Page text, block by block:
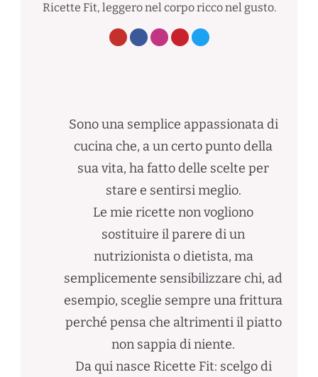
Ricette Fit, leggero nel corpo ricco nel gusto.
Sono una semplice appassionata di
cucina che, a un certo punto della
sua vita, ha fatto delle scelte per
stare e sentirsi meglio.
Le mie ricette non vogliono
sostituire il parere di un
nutrizionista o dietista, ma
semplicemente sensibilizzare chi, ad
esempio, sceglie sempre una frittura
perché pensa che altrimenti il piatto
non sappia di niente.
Da qui nasce Ricette Fit: scelgo di